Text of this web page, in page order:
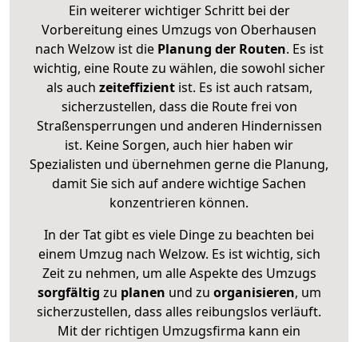
Ein weiterer wichtiger Schritt bei der
Vorbereitung eines Umzugs von Oberhausen
nach Welzow ist diePlanung der Routen. Es ist
wichtig, eine Route zu wählen, die sowohl sicher
als auch zeiteffizientist. Es ist auch ratsam,
sicherzustellen, dass die Route frei von
Straßensperrungen und anderen Hindernissen
ist. Keine Sorgen, auch hier haben wir
Spezialisten und übernehmen gerne die Planung,
damit Sie sich auf andere wichtige Sachen
konzentrieren können.
In der Tat gibt es viele Dinge zu beachten bei
einem Umzug nach Welzow. Es ist wichtig, sich
Zeit zu nehmen, um alle Aspekte des Umzugs
sorgfältig zu planen und zu organisieren, um
sicherzustellen, dass alles reibungslos verläuft.
Mit der richtigen Umzugsfirma kann ein